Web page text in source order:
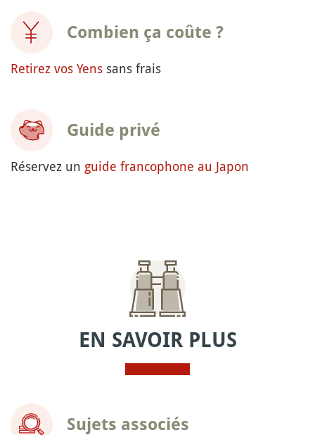
Combien ça coûte ?
Retirez vos Yens sans frais
Guide privé
Réservez un guide francophone au Japon
EN SAVOIR PLUS
Sujets associés